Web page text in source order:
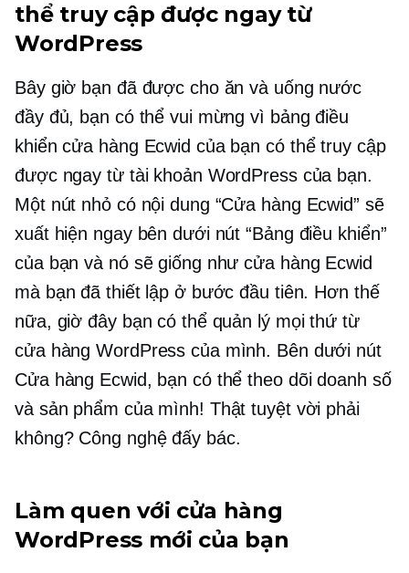
thể truy cập được ngay từ
WordPress
Bây giờ bạn đã được cho ăn và uống nước
đầy đủ, bạn có thể vui mừng vì bảng điều
khiển cửa hàng Ecwid của bạn có thể truy cập
được ngay từ tài khoản WordPress của bạn.
Một nút nhỏ có nội dung “Cửa hàng Ecwid” sẽ
xuất hiện ngay bên dưới nút “Bảng điều khiển”
của bạn và nó sẽ giống như cửa hàng Ecwid
mà bạn đã thiết lập ở bước đầu tiên. Hơn thế
nữa, giờ đây bạn có thể quản lý mọi thứ từ
cửa hàng WordPress của mình. Bên dưới nút
Cửa hàng Ecwid, bạn có thể theo dõi doanh số
và sản phẩm của mình! Thật tuyệt vời phải
không? Công nghệ đấy bác.
Làm quen với cửa hàng
WordPress mới của bạn